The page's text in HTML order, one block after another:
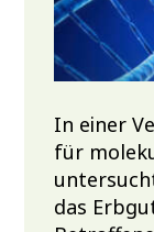
In einer
für
das